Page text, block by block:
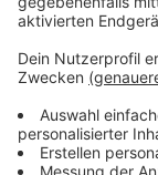
Ausrichtung
Music", der
frühen 2000er,
Doch dann